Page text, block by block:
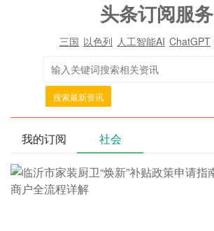
头条订阅服务
三国 以色列 人工智能AI ChatGPT
搜索最新资讯
我的订阅 社会